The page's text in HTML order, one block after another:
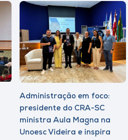
Administração em foco:
presidente do CRA-SC
ministra Aula Magna na
Unoesc Videira e inspira